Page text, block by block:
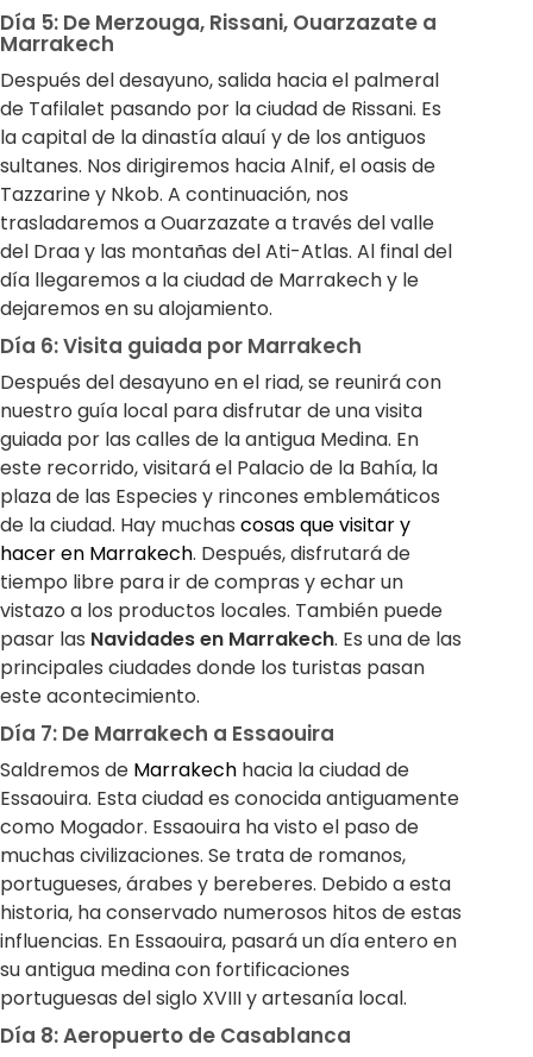
Día 5: De Merzouga, Rissani, Ouarzazate a
Marrakech
Después del desayuno, salida hacia el palmeral
de Tafilalet pasando por la ciudad de Rissani. Es
la capital de la dinastía alauí y de los antiguos
sultanes. Nos dirigiremos hacia Alnif, el oasis de
Tazzarine y Nkob. A continuación, nos
trasladaremos a Ouarzazate a través del valle
del Draa y las montañas del Ati-Atlas. Al final del
día llegaremos a la ciudad de Marrakech y le
dejaremos en su alojamiento.
Día 6: Visita guiada por Marrakech
Después del desayuno en el riad, se reunirá con
nuestro guía local para disfrutar de una visita
guiada por las calles de la antigua Medina. En
este recorrido, visitará el Palacio de la Bahía, la
plaza de las Especies y rincones emblemáticos
de la ciudad. Hay muchas cosas que visitar y
hacer en Marrakech. Después, disfrutará de
tiempo libre para ir de compras y echar un
vistazo a los productos locales. También puede
pasar las Navidades en Marrakech. Es una de las
principales ciudades donde los turistas pasan
este acontecimiento.
Día 7: De Marrakech a Essaouira
Saldremos de Marrakech hacia la ciudad de
Essaouira. Esta ciudad es conocida antiguamente
como Mogador. Essaouira ha visto el paso de
muchas civilizaciones. Se trata de romanos,
portugueses, árabes y bereberes. Debido a esta
historia, ha conservado numerosos hitos de estas
influencias. En Essaouira, pasará un día entero en
su antigua medina con fortificaciones
portuguesas del siglo XVIII y artesanía local.
Día 8: Aeropuerto de Casablanca